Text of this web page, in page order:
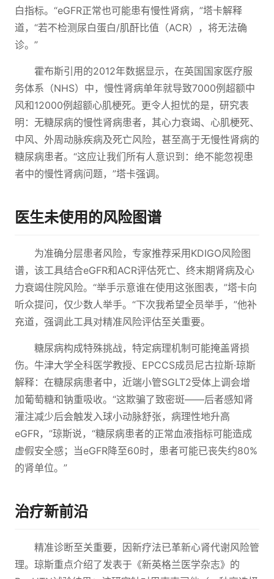
白指标。“eGFR正常也可能患有慢性肾病，”塔卡解释
道，“若不检测尿白蛋白/肌酐比值（ACR），将无法确
诊。”
霍布斯引用的2012年数据显示，在英国国家医疗服
务体系（NHS）中，慢性肾病单年就导致7000例超额中
风和12000例超额心肌梗死。更令人担忧的是，研究表
明：无糖尿病的慢性肾病患者，其心力衰竭、心肌梗死、
中风、外周动脉疾病及死亡风险，甚至高于无慢性肾病的
糖尿病患者。“这应让我们所有人意识到：绝不能忽视患
者中的慢性肾病问题，”塔卡强调。
医生未使用的风险图谱
为准确分层患者风险，专家推荐采用KDIGO风险图
谱，该工具结合eGFR和ACR评估死亡、终末期肾病及心
力衰竭住院风险。“举手示意谁在使用这张图表，”塔卡向
听众提问，仅少数人举手。“下次我希望全员举手，”他补
充道，强调此工具对精准风险评估至关重要。
糖尿病构成特殊挑战，特定病理机制可能掩盖肾损
伤。牛津大学全科医学教授、EPCCS成员尼古拉斯·琼斯
解释：在糖尿病患者中，近端小管SGLT2受体上调会增
加葡萄糖和钠重吸收。“这欺骗了致密斑——后者感知肾
灌注减少后会触发入球小动脉舒张，病理性地升高
eGFR，”琼斯说，“糖尿病患者的正常血液指标可能造成
虚假安全感；当eGFR降至60时，患者可能已丧失约80%
的肾单位。”
治疗新前沿
精准诊断至关重要，因新疗法已革新心肾代谢风险管
理。琼斯重点介绍了发表于《新英格兰医学杂志》的